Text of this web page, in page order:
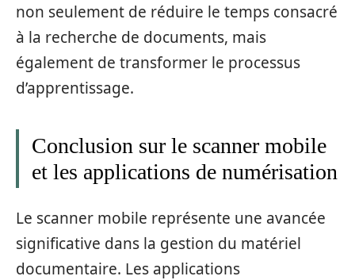
non seulement de réduire le temps consacré
à la recherche de documents, mais
également de transformer le processus
d’apprentissage.
Conclusion sur le scanner mobile
et les applications de numérisation
Le scanner mobile représente une avancée
significative dans la gestion du matériel
documentaire. Les applications